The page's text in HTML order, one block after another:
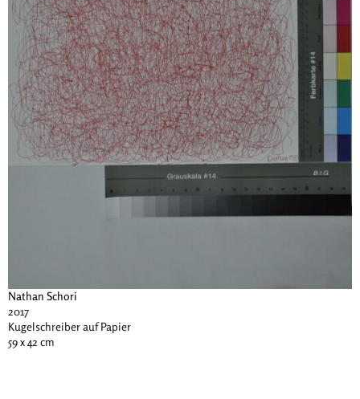
Nathan Schori
2017
Kugelschreiber auf Papier
59 x 42 cm